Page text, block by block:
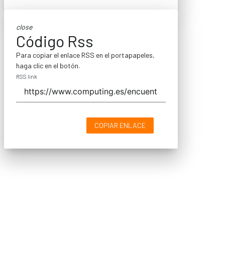
close
Código Rss
Para copiar el enlace RSS en el portapapeles,
haga clic en el botón.
RSS link
COPIAR ENLACE